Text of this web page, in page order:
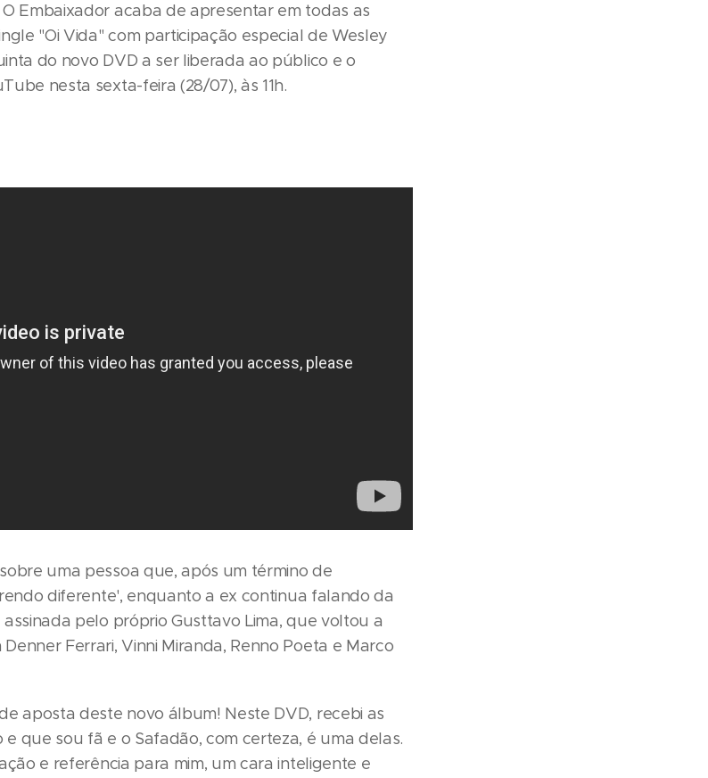
Embaixador acaba de apresentar em todas as
"Oi Vida" com participação especial de Wesley
do novo DVD a ser liberada ao público e o
nesta sexta-feira (28/07), às 11h.
uma pessoa que, após um término de
diferente', enquanto a ex continua falando da
pelo próprio Gusttavo Lima, que voltou a
Ferrari, Vinni Miranda, Renno Poeta e Marco
aposta deste novo álbum! Neste DVD, recebi as
e que sou fã e o Safadão, com certeza, é uma delas.
e referência para mim, um cara inteligente e